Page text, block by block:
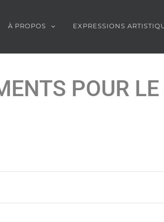
À PROPOS EXPRESSIONS
POUR